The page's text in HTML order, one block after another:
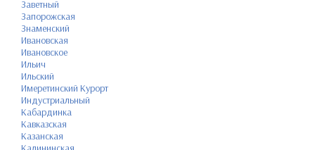
Заветный
Запорожская
Знаменский
Ивановская
Ивановское
Ильич
Ильский
Имеретинский Курорт
Индустриальный
Кабардинка
Кавказская
Казанская